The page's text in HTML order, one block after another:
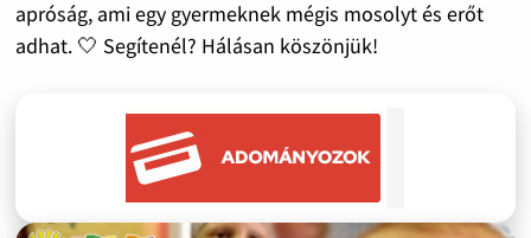
apróság, ami egy gyermeknek mégis mosolyt és erőt
adhat. 🤍 Segítenél? Hálásan köszönjük!